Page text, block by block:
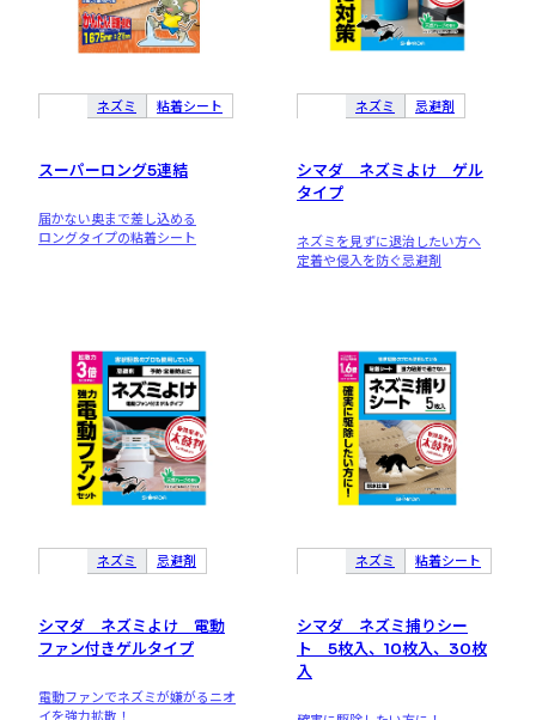
ネズミ 粘着シート
スーパーロング5連結
届かない奥まで差し込める
ロングタイプの粘着シート
ネズミ 忌避剤
シマダ ネズミよけ ゲル
タイプ
ネズミを見ずに退治したい方へ
定着や侵入を防ぐ忌避剤
ネズミ 忌避剤
シマダ ネズミよけ 電動
ファン付きゲルタイプ
電動ファンでネズミが嫌がるニオ
イを強力拡散！
ネズミ 粘着シート
シマダ ネズミ捕りシー
ト 5枚入、10枚入、30枚
入